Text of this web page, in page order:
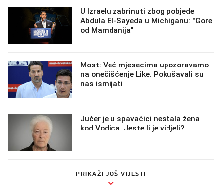
U Izraelu zabrinuti zbog pobjede
Abdula El-Sayeda u Michiganu: "Gore
od Mamdanija"
Most: Već mjesecima upozoravamo
na onečišćenje Like. Pokušavali su
nas ismijati
Jučer je u spavaćici nestala žena
kod Vodica. Jeste li je vidjeli?
PRIKAŽI JOŠ VIJESTI